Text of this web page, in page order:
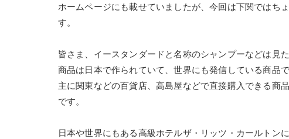
ホームページにも載せていましたが、今回は下関ではち
す。
皆さま、イースタンダードと名称のシャンプーなどは見
商品は日本で作られていて、世界にも発信している商品で
主に関東などの百貨店、高島屋などで直接購入できる商
です。
日本や世界にもある高級ホテルザ・リッツ・カールトン